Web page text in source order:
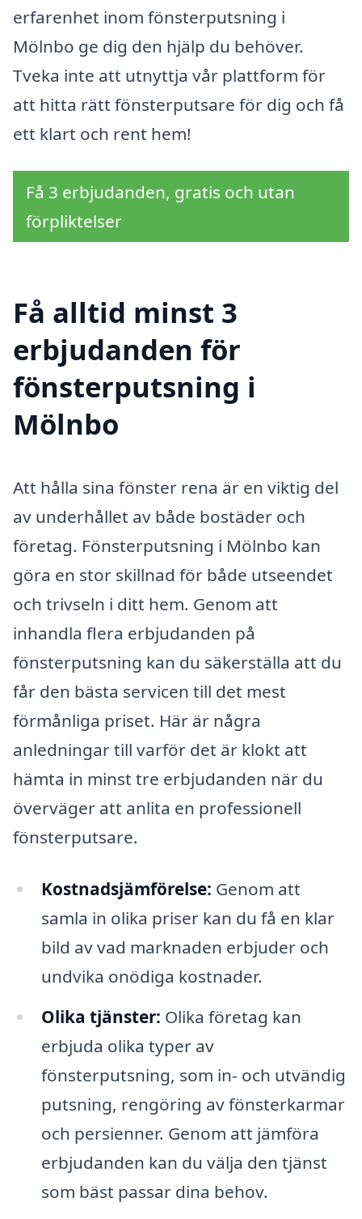
erfarenhet inom fönsterputsning i
Mölnbo ge dig den hjälp du behöver.
Tveka inte att utnyttja vår plattform för
att hitta rätt fönsterputsare för dig och få
ett klart och rent hem!
Få 3 erbjudanden, gratis och utan
förpliktelser
Få alltid minst 3
erbjudanden för
fönsterputsning i
Mölnbo
Att hålla sina fönster rena är en viktig del
av underhållet av både bostäder och
företag. Fönsterputsning i Mölnbo kan
göra en stor skillnad för både utseendet
och trivseln i ditt hem. Genom att
inhandla flera erbjudanden på
fönsterputsning kan du säkerställa att du
får den bästa servicen till det mest
förmånliga priset. Här är några
anledningar till varför det är klokt att
hämta in minst tre erbjudanden när du
överväger att anlita en professionell
fönsterputsare.
Kostnadsjämförelse: Genom att
samla in olika priser kan du få en klar
bild av vad marknaden erbjuder och
undvika onödiga kostnader.
Olika tjänster: Olika företag kan
erbjuda olika typer av
fönsterputsning, som in- och utvändig
putsning, rengöring av fönsterkarmar
och persienner. Genom att jämföra
erbjudanden kan du välja den tjänst
som bäst passar dina behov.